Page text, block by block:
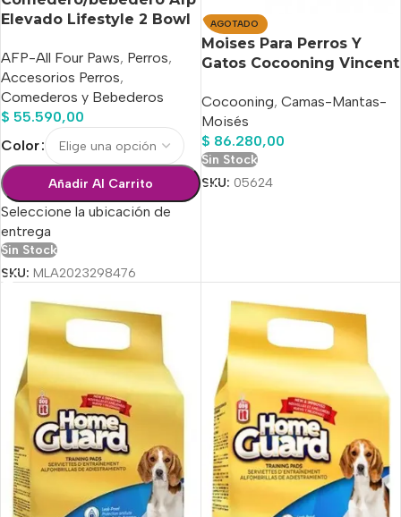
Elevado Lifestyle 2 Bowl
AFP-All Four Paws, Perros,
Accesorios Perros,
Comederos y Bebederos
$ 55.590,00
Color
Añadir Al Carrito
Seleccione la ubicación de
entrega
Sin Stock
SKU: MLA2023298476
AGOTADO
Moises Para Perros Y
Gatos Cocooning Vincent
Cocooning, Camas-Mantas-
Moisés
$ 86.280,00
Sin Stock
SKU: 05624